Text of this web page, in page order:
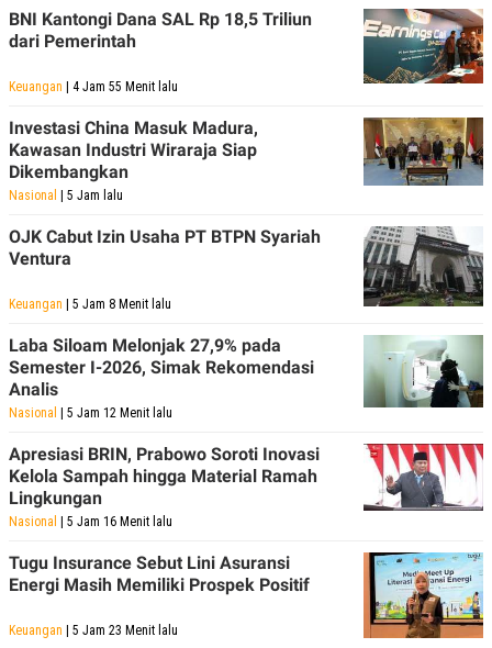
BNI Kantongi Dana SAL Rp 18,5 Triliun
dari Pemerintah
Keuangan | 4 Jam 55 Menit lalu
Investasi China Masuk Madura,
Kawasan Industri Wiraraja Siap
Dikembangkan
Nasional | 5 Jam lalu
OJK Cabut Izin Usaha PT BTPN Syariah
Ventura
Keuangan | 5 Jam 8 Menit lalu
Laba Siloam Melonjak 27,9% pada
Semester I-2026, Simak Rekomendasi
Analis
Nasional | 5 Jam 12 Menit lalu
Apresiasi BRIN, Prabowo Soroti Inovasi
Kelola Sampah hingga Material Ramah
Lingkungan
Nasional | 5 Jam 16 Menit lalu
Tugu Insurance Sebut Lini Asuransi
Energi Masih Memiliki Prospek Positif
Keuangan | 5 Jam 23 Menit lalu